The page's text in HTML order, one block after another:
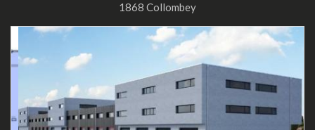
1868 Collombey